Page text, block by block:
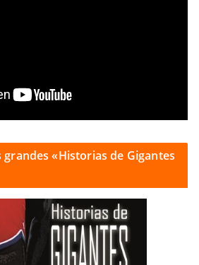
grandes «Historias de Gigantes